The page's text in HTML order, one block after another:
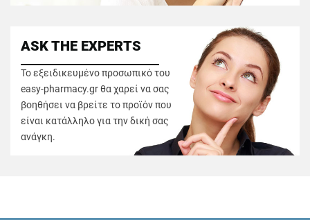
ASK THE EXPERTS
Το εξειδικευμένο προσωπικό του
easy-pharmacy.gr θα χαρεί να σας
βοηθήσει να βρείτε το προϊόν που
είναι κατάλληλο για την δική σας
ανάγκη.